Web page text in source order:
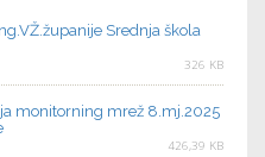
Srednja škola
326 KB
monitorning mrež 8.mj.2025
426,39 KB